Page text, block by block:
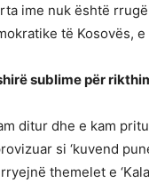
ime nuk është
të Kosovës,
sublime për
ditur dhe e kam
si ‘kuvend
themelet e